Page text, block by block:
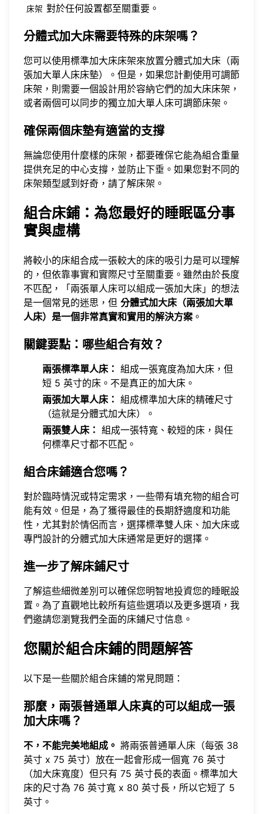
床架 對於任何設置都至關重要。
分體式加大床需要特殊的床架嗎？
您可以使用標準加大床床架來放置分體式加大床（兩
張加大單人床床墊）。但是，如果您計劃使用可調節
床架，則需要一個設計用於容納它們的加大床床架，
或者兩個可以同步的獨立加大單人床可調節床架。
確保兩個床墊有適當的支撐
無論您使用什麼樣的床架，都要確保它能為組合重量
提供充足的中心支撐，並防止下垂。如果您對不同的
床架類型感到好奇，請了解床架 。
組合床鋪：為您最好的睡眠區分事
實與虛構
將較小的床組合成一張較大的床的吸引力是可以理解
的，但依靠事實和實際尺寸至關重要。雖然由於長度
不匹配，「兩張單人床可以組成一張加大床」的想法
是一個常見的迷思，但 分體式加大床（兩張加大單
人床）是一個非常真實和實用的解決方案 。
關鍵要點：哪些組合有效？
兩張標準單人床： 組成一張寬度為加大床，但
短 5 英寸的床。不是真正的加大床。
兩張加大單人床： 組成標準加大床的精確尺寸
（這就是分體式加大床）。
兩張雙人床： 組成一張特寬、較短的床，與任
何標準尺寸都不匹配。
組合床鋪適合您嗎？
對於臨時情況或特定需求，一些帶有填充物的組合可
能有效。但是，為了獲得最佳的長期舒適度和功能
性，尤其對於情侶而言，選擇標準雙人床、加大床或
專門設計的分體式加大床通常是更好的選擇。
進一步了解床鋪尺寸
了解這些細微差別可以確保您明智地投資您的睡眠設
置。為了直觀地比較所有這些選項以及更多選項，我
們邀請您瀏覽我們全面的床鋪尺寸信息 。
您關於組合床鋪的問題解答
以下是一些關於組合床鋪的常見問題：
那麼，兩張普通單人床真的可以組成一張
加大床嗎？
不，不能完美地組成。 將兩張普通單人床（每張 38
英寸 x 75 英寸）放在一起會形成一個寬 76 英寸
（加大床寬度）但只有 75 英寸長的表面。標準加大
床的尺寸為 76 英寸寬 x 80 英寸長，所以它短了 5
英寸。